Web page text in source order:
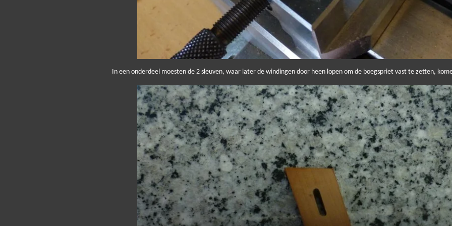
In een onderdeel moesten de 2 sleuven, waar later de windingen door heen lopen om de boegspriet vast te zetten,